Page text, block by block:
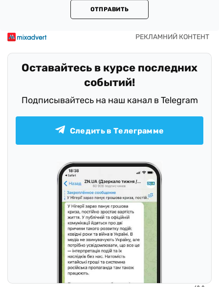
ОТПРАВИТЬ
Оставайтесь в курсе последних
событий!
Подписывайтесь на наш канал в Telegram
Следить в Телеграмме